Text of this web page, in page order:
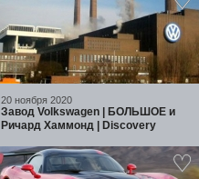
20 ноября 2020
Завод Volkswagen | БОЛЬШОЕ и
Ричард Хаммонд | Discovery